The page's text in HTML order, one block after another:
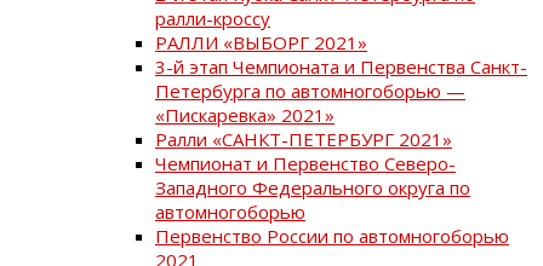
ралли-кроссу
РАЛЛИ «ВЫБОРГ 2021»
3-й этап Чемпионата и Первенства Санкт-
Петербурга по автомногоборью —
«Пискаревка» 2021»
Ралли «САНКТ-ПЕТЕРБУРГ 2021»
Чемпионат и Первенство Северо-
Западного Федерального округа по
автомногоборью
Первенство России по автомногоборью
2021